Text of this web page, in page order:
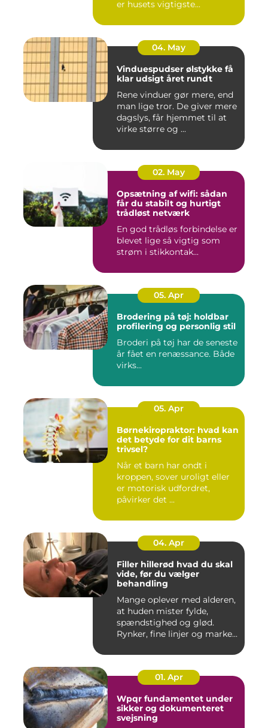
er husets vigtigste...
04. May
Vinduespudser ølstykke få
klar udsigt året rundt
Rene vinduer gør mere, end
man lige tror. De giver mere
dagslys, får hjemmet til at
virke større og ...
02. May
Opsætning af wifi: sådan
får du stabilt og hurtigt
trådløst netværk
En god trådløs forbindelse er
blevet lige så vigtig som
strøm i stikkontak...
05. Apr
Brodering på tøj: holdbar
profilering og personlig stil
Broderi på tøj har de seneste
år fået en renæssance. Både
virks...
05. Apr
Børnekiropraktor: hvad kan
det betyde for dit barns
trivsel?
Når et barn har ondt i
kroppen, sover uroligt eller
er motorisk udfordret,
påvirker det ...
04. Apr
Filler hillerød hvad du skal
vide, før du vælger
behandling
Mange oplever med alderen,
at huden mister fylde,
spændstighed og glød.
Rynker, fine linjer og marke...
01. Apr
Wpqr fundamentet under
sikker og dokumenteret
svejsning